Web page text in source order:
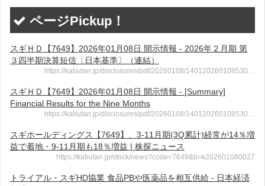
ページPickup！
スギＨＤ【7649】2026年01月08日 開示情報 - 2026年２月期 第
３四半期決算短信〔日本基準〕（連結）
https://kabutan.jp/disclosures/pdf/20260108/140120260108530…
スギＨＤ【7649】2026年01月08日 開示情報 - [Summary]
Financial Results for the Nine Months
https://kabutan.jp/disclosures/pdf/20260108/140120260108530…
スギホールディングス【7649】、3-11月期(3Q累計)経常が14％増
益で着地・9-11月期も18％増益 | 株探ニュース
https://kabutan.jp/stock/news?code=7649&b=k202601080027
トライアル・スギHD協業 食品PBや医薬品を相互供給 - 日本経済